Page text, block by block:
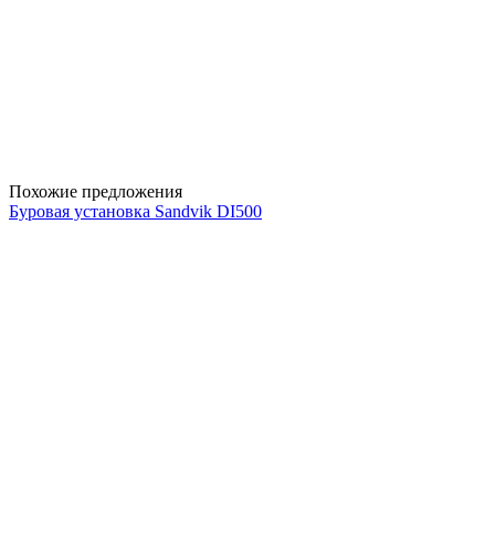
Похожие предложения
Буровая установка Sandvik DI500